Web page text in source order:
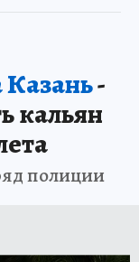
-
кальян
полиции